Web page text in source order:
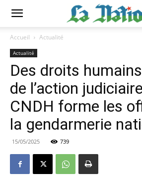
Accueil Actualité
Actualité
Des droits
de l’action
CNDH forme les
la gendarmerie
15/05/2025 739